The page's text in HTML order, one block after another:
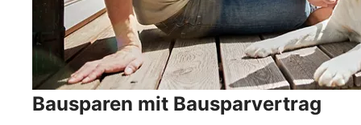
Bausparen mit Bausparvertrag